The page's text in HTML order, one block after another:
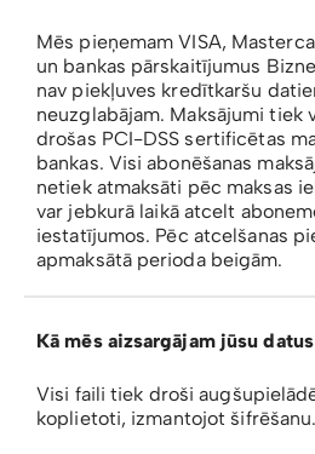
Mēs pieņemam VISA,
un bankas pārskaitījumus
nav piekļuves kredītkaršu
neuzglabājam. Maksājumi tiek
drošas PCI-DSS sertificētas
bankas. Visi abonēšanas
netiek atmaksāti pēc maksas
var jebkurā laikā atcelt
iestatījumos. Pēc atcelšanas
apmaksātā perioda beigām.
Kā mēs aizsargājam jūsu datus
Visi faili tiek droši
koplietoti, izmantojot šifrēšanu.